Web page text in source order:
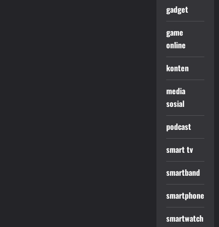
gadget
game
online
konten
media
sosial
podcast
smart tv
smartband
smartphone
smartwatch